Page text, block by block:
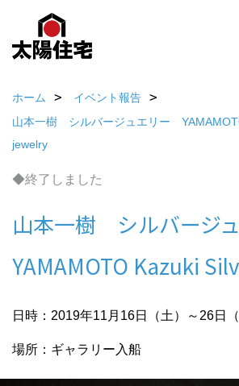
ホーム
イベント報告
山本一樹 シルバージュエリー
jewelry
◆終了しました
山本一樹 シルバージ
YAMAMOTO Kazuki
日時：2019年11月16日（土）～26日（
場所：ギャラリー入船